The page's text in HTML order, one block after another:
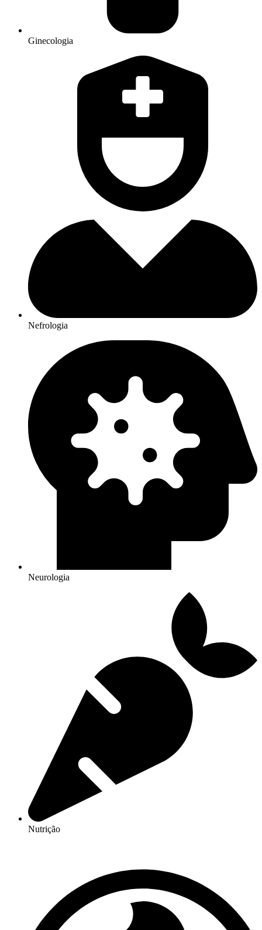
Ginecologia
Nefrologia
Neurologia
Nutrição